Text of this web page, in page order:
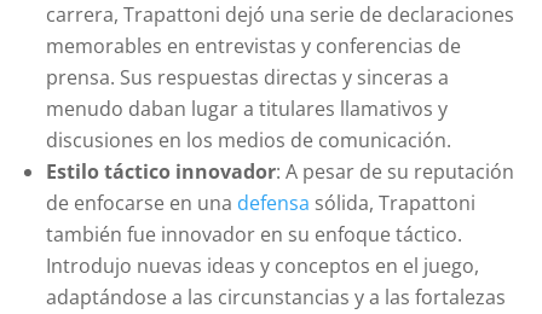
carrera, Trapattoni dejó una serie de declaraciones
memorables en entrevistas y conferencias de
prensa. Sus respuestas directas y sinceras a
menudo daban lugar a titulares llamativos y
discusiones en los medios de comunicación.
Estilo táctico innovador: A pesar de su reputación
de enfocarse en una defensa sólida, Trapattoni
también fue innovador en su enfoque táctico.
Introdujo nuevas ideas y conceptos en el juego,
adaptándose a las circunstancias y a las fortalezas